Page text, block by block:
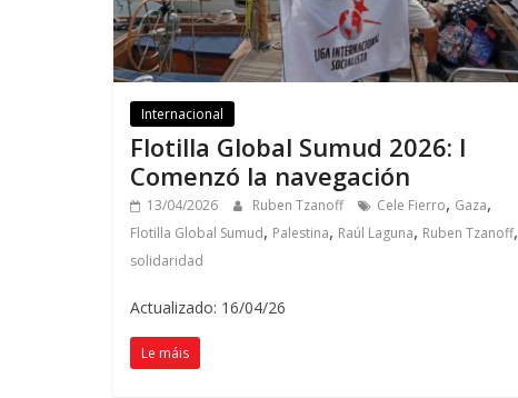
Internacional
Flotilla Global Sumud 2026: I
Comenzó la navegación
13/04/2026 Ruben Tzanoff Cele Fierro, Gaza,
Flotilla Global Sumud, Palestina, Raúl Laguna, Ruben Tzanoff,
solidaridad
Actualizado: 16/04/26
Le máis